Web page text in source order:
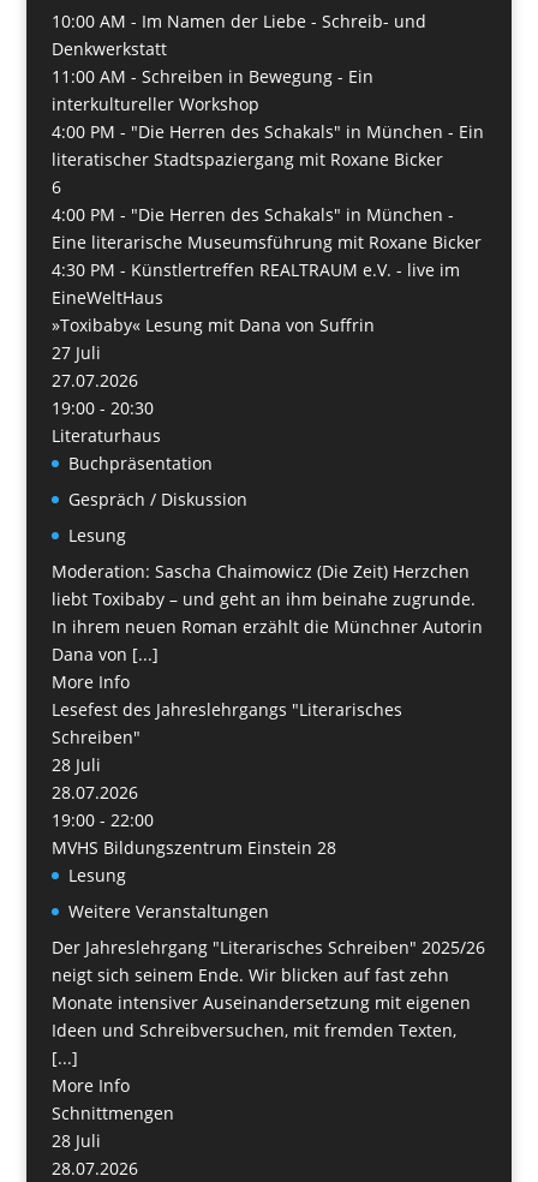
10:00 AM - Im Namen der Liebe - Schreib- und
Denkwerkstatt
11:00 AM - Schreiben in Bewegung - Ein
interkultureller Workshop
4:00 PM - "Die Herren des Schakals" in München - Ein
literatischer Stadtspaziergang mit Roxane Bicker
6
4:00 PM - "Die Herren des Schakals" in München -
Eine literarische Museumsführung mit Roxane Bicker
4:30 PM - Künstlertreffen REALTRAUM e.V. - live im
EineWeltHaus
»Toxibaby« Lesung mit Dana von Suffrin
27 Juli
27.07.2026
19:00 - 20:30
Literaturhaus
Buchpräsentation
Gespräch / Diskussion
Lesung
Moderation: Sascha Chaimowicz (Die Zeit) Herzchen
liebt Toxibaby – und geht an ihm beinahe zugrunde.
In ihrem neuen Roman erzählt die Münchner Autorin
Dana von [...]
More Info
Lesefest des Jahreslehrgangs "Literarisches
Schreiben"
28 Juli
28.07.2026
19:00 - 22:00
MVHS Bildungszentrum Einstein 28
Lesung
Weitere Veranstaltungen
Der Jahreslehrgang "Literarisches Schreiben" 2025/26
neigt sich seinem Ende. Wir blicken auf fast zehn
Monate intensiver Auseinandersetzung mit eigenen
Ideen und Schreibversuchen, mit fremden Texten,
[...]
More Info
Schnittmengen
28 Juli
28.07.2026